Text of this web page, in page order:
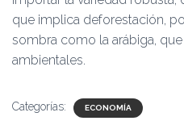
que implica deforestación,
sombra como la arábiga,
ambientales.
Categorías: ECONOMÍA